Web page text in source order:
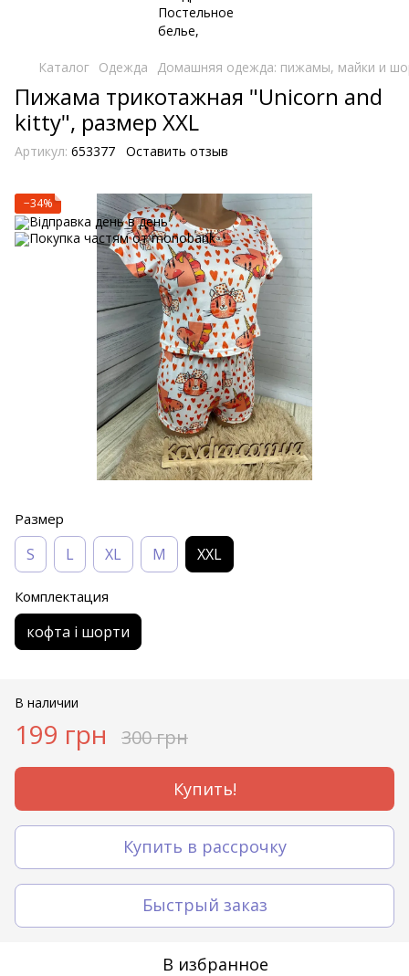
Каталог Одежда Домашняя одежда: пижамы, майки и
Пижама трикотажная "Unicorn and
kitty", размер XХL
Артикул: 653377 Оставить отзыв
−34%
Размер
S L XL M XХL
Комплектация
кофта і шорти
В наличии
199 грн 300 грн
Купить!
Купить в рассрочку
Быстрый заказ
В избранное